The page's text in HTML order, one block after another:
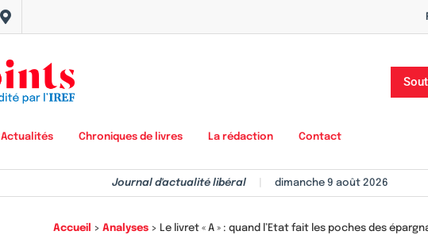
Actualités Chroniques de livres La rédaction Contact
Journal d'actualité libéral dimanche 9 août 2026
Accueil > Analyses> Le livret « A » : quand l’Etat fait les poches des